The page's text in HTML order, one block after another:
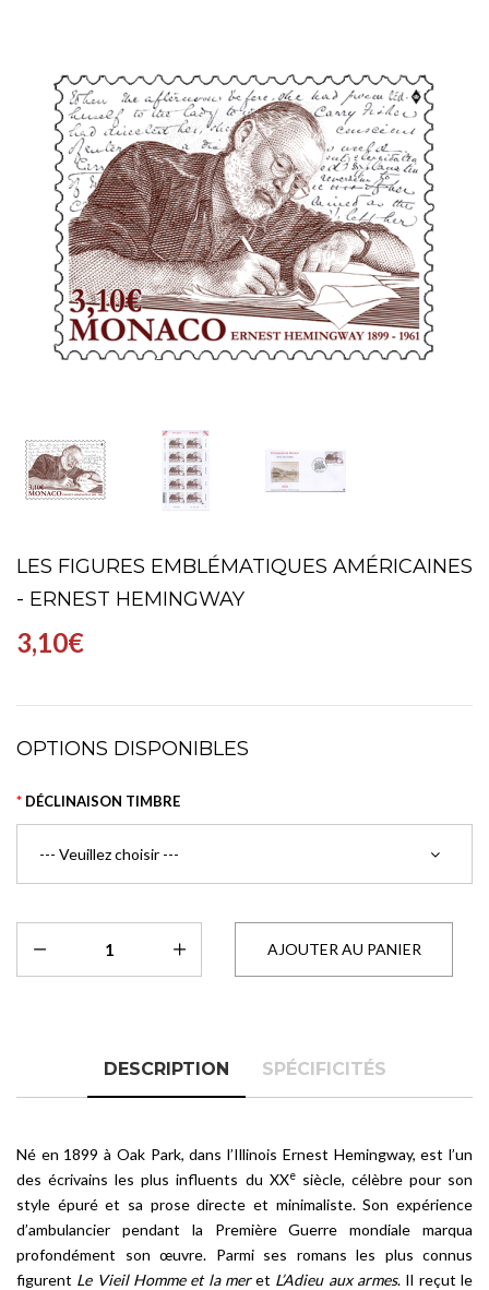
LES FIGURES EMBLÉMATIQUES AMÉRICAINES
- ERNEST HEMINGWAY
3,10€
OPTIONS DISPONIBLES
DÉCLINAISON TIMBRE
DESCRIPTION SPÉCIFICITÉS
Né en 1899 à Oak Park, dans l’Illinois Ernest Hemingway, est l’un
des écrivains les plus influents du XXesiècle, célèbre pour son
style épuré et sa prose directe et minimaliste. Son expérience
d’ambulancier pendant la Première Guerre mondiale marqua
profondément son œuvre. Parmi ses romans les plus connus
figurent Le Vieil Homme et la meret L’Adieu aux armes. Il reçut le